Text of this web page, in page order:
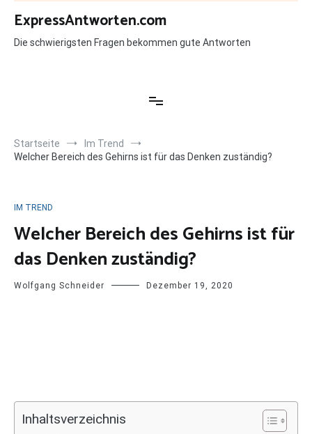
Zum
Inhalt
springen
ExpressAntworten.com
Die schwierigsten Fragen bekommen gute Antworten
Startseite
Im Trend
Welcher Bereich des Gehirns ist für das Denken zuständig?
IM TREND
Welcher Bereich des Gehirns ist für
das Denken zuständig?
Wolfgang Schneider Dezember 19, 2020
Inhaltsverzeichnis